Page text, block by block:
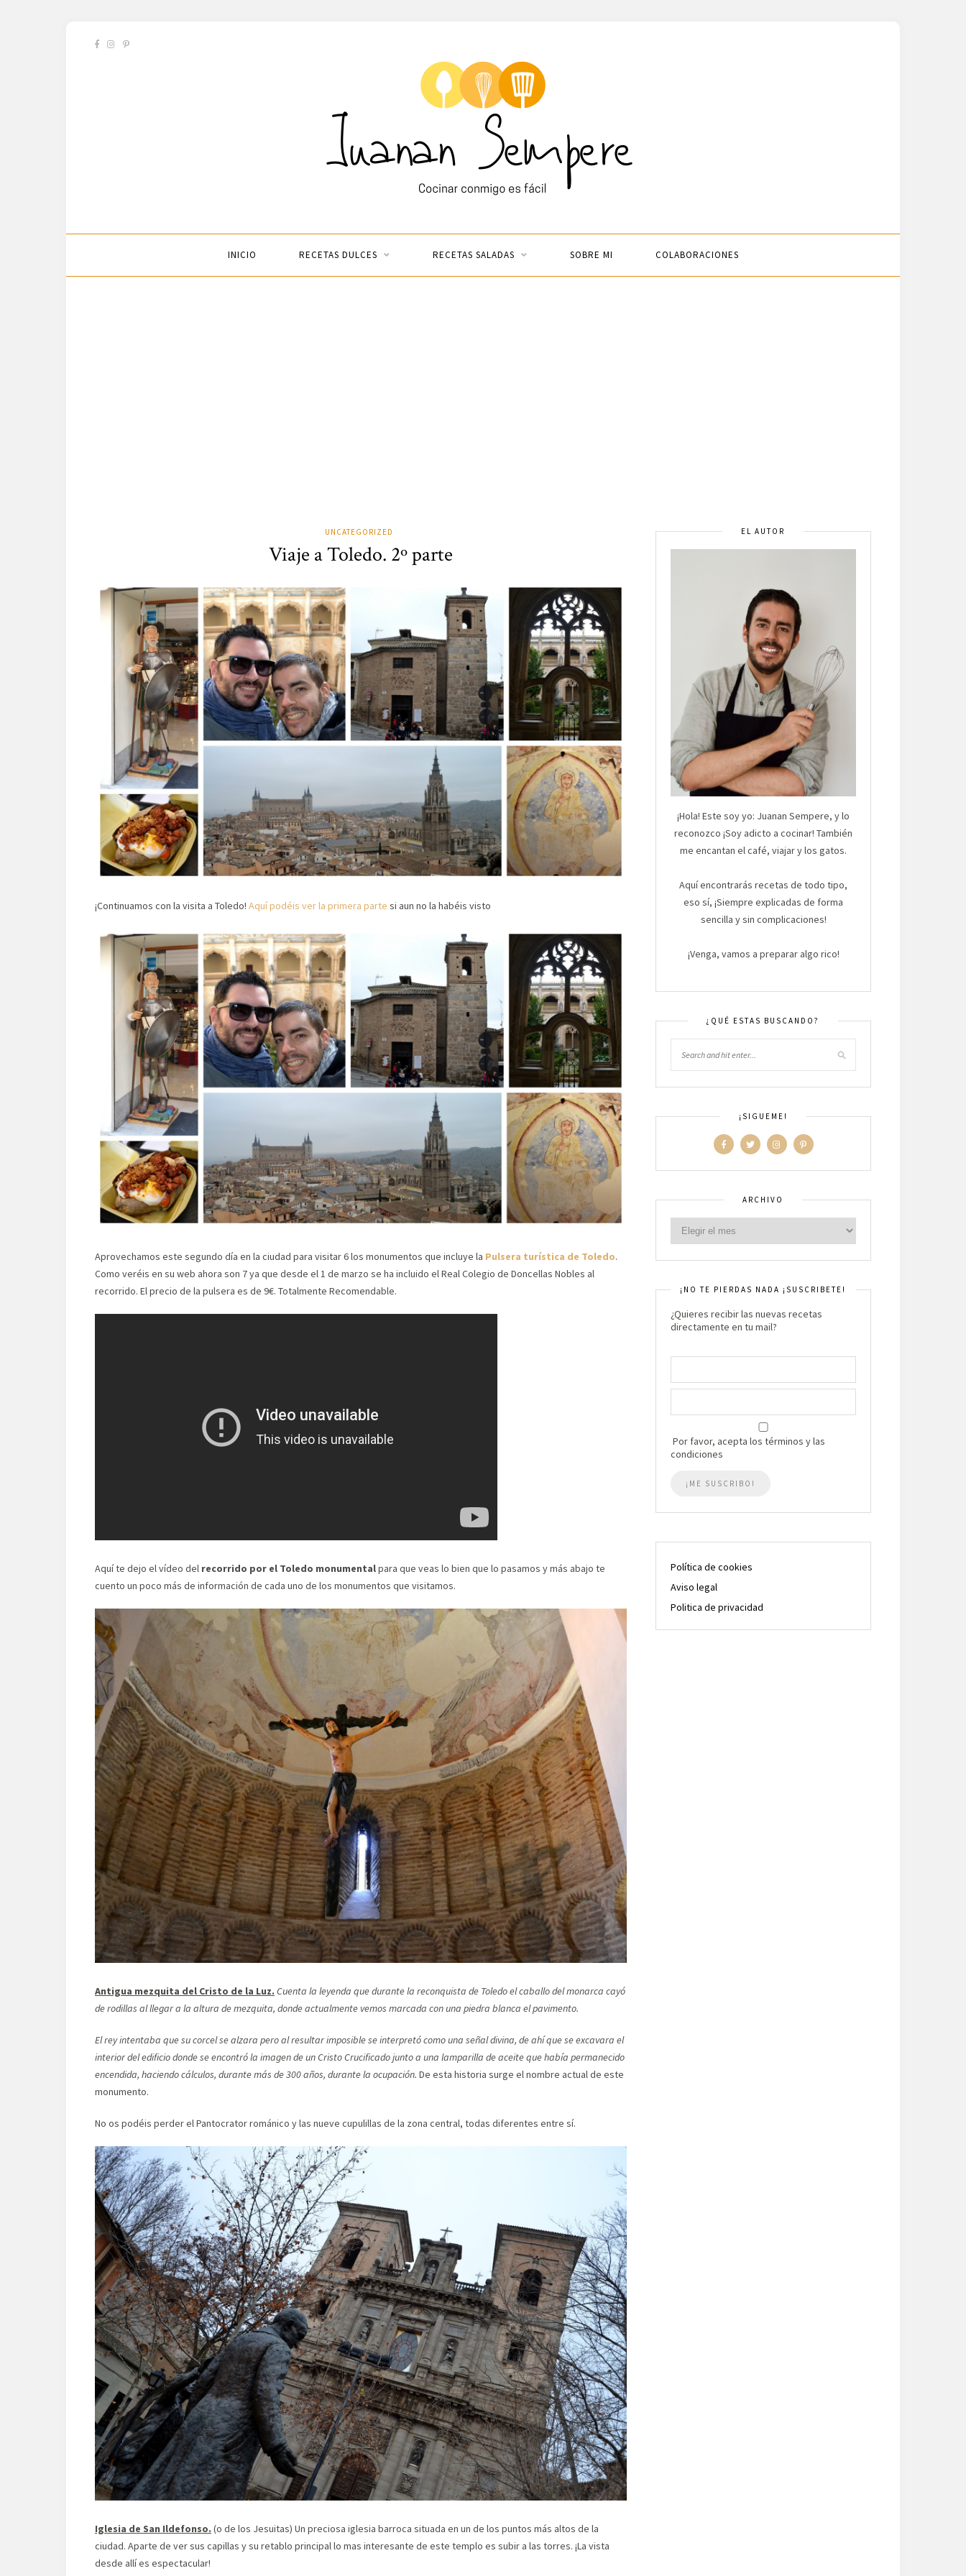
INICIO RECETAS DULCES RECETAS SALADAS SOBRE MI COLABORACIONES
UNCATEGORIZED
Viaje a Toledo. 2º parte
¡Continuamos con la visita a Toledo! Aquí podéis ver la primera parte si aun no la habéis visto
Aprovechamos este segundo día en la ciudad para visitar 6 los monumentos que incluye la Pulsera turística de Toledo.
Como veréis en su web ahora son 7 ya que desde el 1 de marzo se ha incluido el Real Colegio de Doncellas Nobles al
recorrido. El precio de la pulsera es de 9€. Totalmente Recomendable.
Aquí te dejo el vídeo del recorrido por el Toledo monumentalpara que veas lo bien que lo pasamos y más abajo te
cuento un poco más de información de cada uno de los monumentos que visitamos.
Antigua mezquita del Cristo de la Luz. Cuenta la leyenda que durante la reconquista de Toledo el caballo del monarca cayó
de rodillas al llegar a la altura de mezquita, donde actualmente vemos marcada con una piedra blanca el pavimento.
El rey intentaba que su corcel se alzara pero al resultar imposible se interpretó como una señal divina, de ahí que se excavara el
interior del edificio donde se encontró la imagen de un Cristo Crucificado junto a una lamparilla de aceite que había permanecido
encendida, haciendo cálculos, durante más de 300 años, durante la ocupación. De esta historia surge el nombre actual de este
monumento.
No os podéis perder el Pantocrator románico y las nueve cupulillas de la zona central, todas diferentes entre sí.
Iglesia de San Ildefonso. (o de los Jesuitas) Un preciosa iglesia barroca situada en un de los puntos más altos de la
ciudad. Aparte de ver sus capillas y su retablo principal lo mas interesante de este templo es subir a las torres. ¡La vista
desde allí es espectacular!
EL AUTOR
¡Hola! Este soy yo: Juanan Sempere, y lo
reconozco ¡Soy adicto a cocinar! También
me encantan el café, viajar y los gatos.
Aquí encontrarás recetas de todo tipo,
eso sí, ¡Siempre explicadas de forma
sencilla y sin complicaciones!
¡Venga, vamos a preparar algo rico!
¿QUÉ ESTAS BUSCANDO?
¡SIGUEME!
ARCHIVO
¡NO TE PIERDAS NADA ¡SUSCRIBETE!
¿Quieres recibir las nuevas recetas
directamente en tu mail?
Por favor, acepta los términos y las
condiciones
Política de cookies
Aviso legal
Politica de privacidad